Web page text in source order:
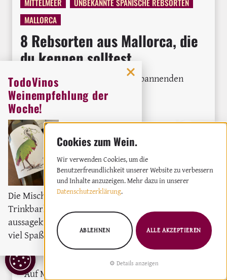
COOKIE
EINSTELLUNGEN
MITTELMEER
UNBEKANNTE SPANISCHE REBSORTEN
MALLORCA
8 Rebsorten aus Mallorca, die
du kennen solltest
Die Baleareninsel ist reich an spannenden
lokalen Traubensorten
DIE REDAKTION
Auf Mallorca gibt es Dutzende lokaler
TodoVinos
Weinempfehlung der
Woche!
Orig
Weingut:Miquel Oliver
Weißwein
2023
Die Mischung aus moderne
Trinkbarkeit und
aussagekräftigem Wein macht
viel Spaß und hält bei Laune.
Wir verwenden Cookies, um die
Benutzerfreundlichkeit unserer Website zu verbessern
und Inhalte anzuzeigen. Mehr dazu in unserer
Datenschutzerklärung.
Details anzeigen
ABLEHNEN ALLE AKZEPTIEREN